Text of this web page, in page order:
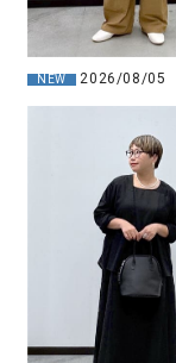
NEW 2026/08/05